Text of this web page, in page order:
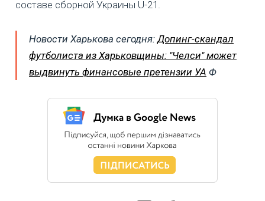
составе сборной Украины U-21.
Новости Харькова сегодня: Допинг-скандал
футболиста из Харьковщины: "Челси" может
выдвинуть финансовые претензии УА Ф